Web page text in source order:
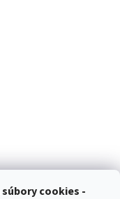
súbory cookies -